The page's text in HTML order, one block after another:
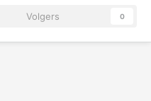
Volgers 0